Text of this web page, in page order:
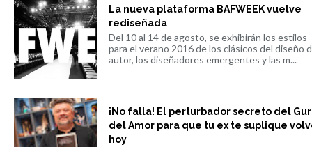
La nueva plataforma BAFWEEK vuelve
rediseñada
Del 10 al 14 de agosto, se exhibirán los estilos
para el verano 2016 de los clásicos del diseño
autor, los diseñadores emergentes y las m...
¡No falla! El perturbador secreto del
del Amor para que tu ex te suplique
hoy